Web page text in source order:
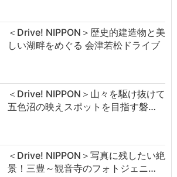
＜Drive! NIPPON＞歴史的建造物と美
しい湖畔をめぐる 会津若松ドライブ
＜Drive! NIPPON＞山々を駆け抜けて
五色沼の映えスポットを目指す磐…
＜Drive! NIPPON＞写真に残したい絶
景！三豊～観音寺のフォトジェニ…